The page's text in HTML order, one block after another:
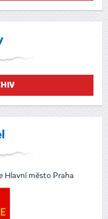
Hlavní město Praha